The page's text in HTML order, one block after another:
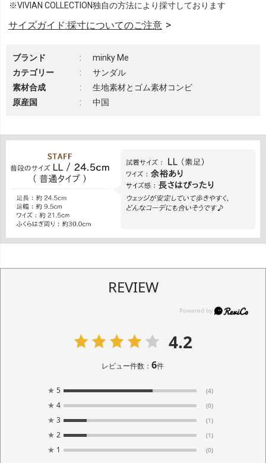
※VIVIAN COLLECTION独自の方法により採寸しております
サイズガイド:採寸についてのご注意
ブランド :
minky Me
カテゴリー
:
サンダル
素材合成
:
生地素材とゴム素材コンビ
原産国
: 中国
REVIEW
4.2
レビュー件数：6件
★ 5 (4)
★ 4 (0)
★ 3 (1)
★ 2 (1)
★ 1 (0)